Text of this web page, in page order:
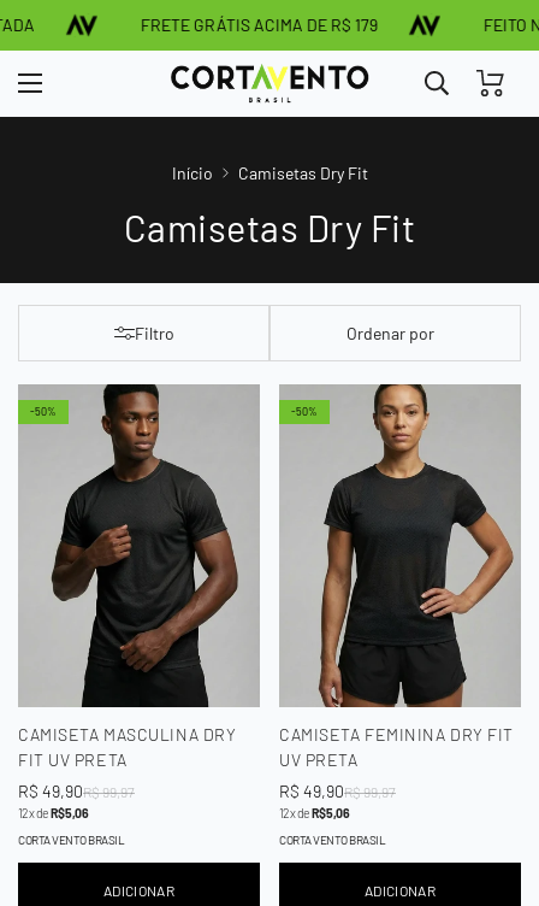
FRETE GRÁTIS ACIMA DE R$ 179 FEITO
Início Camisetas Dry Fit
Camisetas Dry Fit
Filtro Ordenar por
-50%
CAMISETA MASCULINA DRY
FIT UV PRETA
Preço
de
venda
R$ 49,90
Preço
regular
R$ 99,97
12x deR$ 5,06
CORTA VENTO BRASIL
ADICIONAR
-50%
CAMISETA FEMININA DRY FIT
UV PRETA
Preço
de
venda
R$ 49,90
Preço
regular
R$ 99,97
12x deR$ 5,06
CORTA VENTO BRASIL
ADICIONAR